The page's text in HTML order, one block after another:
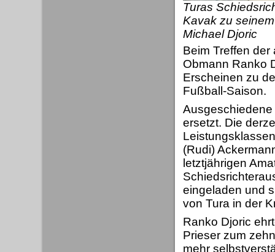
Turas
Kavak zu
Michael Djoric
Beim Treffen
Obmann Ranko
Erscheinen zu
Fußball-Saison.
ersetzt. Die
(Rudi)
letztjährigen
eingeladen und
von Tura in der
Ranko Djoric
Prieser zum
mehr